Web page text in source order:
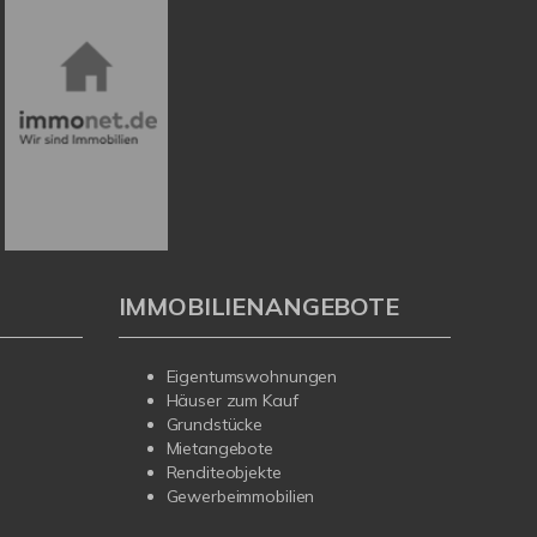
IMMOBILIENANGEBOTE
Eigentumswohnungen
Häuser zum Kauf
Grundstücke
Mietangebote
Renditeobjekte
Gewerbeimmobilien